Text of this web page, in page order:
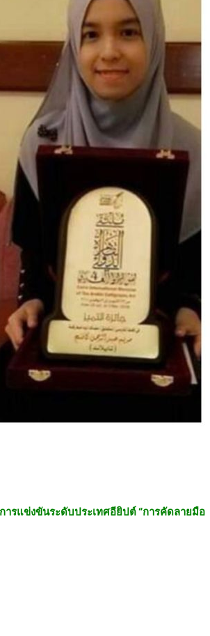
รแข่งขันระดับประเทศอียิปต์ “การคัดลายมือ